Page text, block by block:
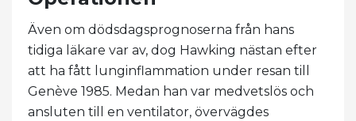
Även om dödsdagsprognoserna från hans
tidiga läkare var av, dog Hawking nästan efter
att ha fått lunginflammation under resan till
Genève 1985. Medan han var medvetslös och
ansluten till en ventilator, övervägdes